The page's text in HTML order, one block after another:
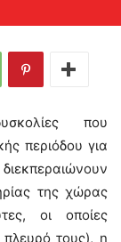
που
περιόδου για
της χώρας
οι οποίες
τους), η